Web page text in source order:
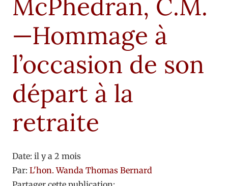
McPhedran, C.M.
—Hommage à
l’occasion de son
départ à la
retraite
Date: il y a 2 mois
Par: L'hon. Wanda Thomas Bernard